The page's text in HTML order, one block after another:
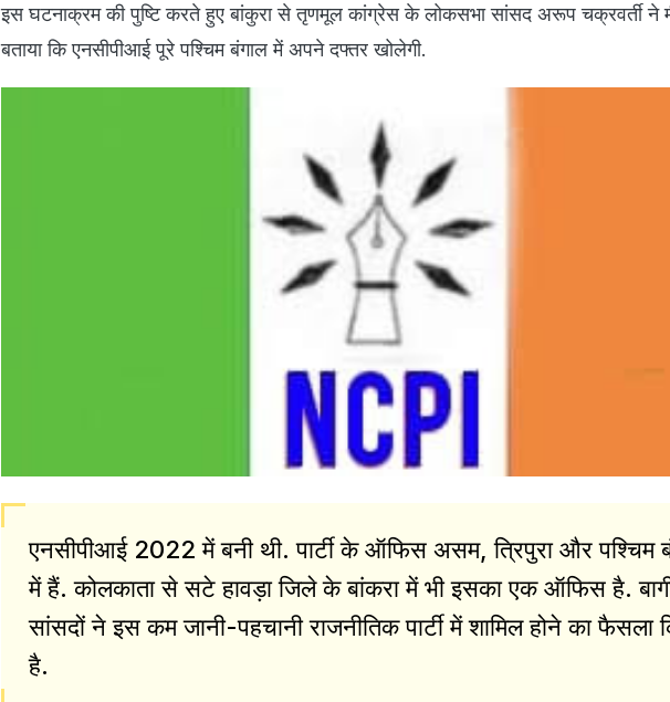
इस घटनाक्रम की पुष्टि करते हुए बांकुरा से तृणमूल कांग्रेस के लोकसभा सांसद अरूप चक्रवर्ती ने
बताया कि एनसीपीआई पूरे पश्चिम बंगाल में अपने दफ्तर खोलेगी.
एनसीपीआई 2022 में बनी थी. पार्टी के ऑफिस असम, त्रिपुरा और पश्चिम
में हैं. कोलकाता से सटे हावड़ा जिले के बांकरा में भी इसका एक ऑफिस है.
सांसदों ने इस कम जानी-पहचानी राजनीतिक पार्टी में शामिल होने का फैसला
है.